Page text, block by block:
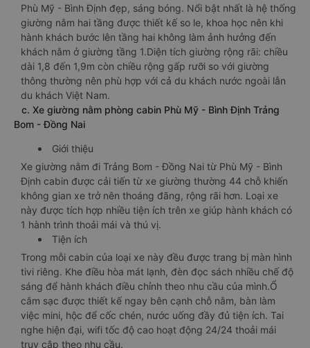
Phù Mỹ - Bình Định đẹp, sáng bóng. Nổi bật nhất là hệ thống
giường nằm hai tầng được thiết kế so le, khoa học nên khi
hành khách bước lên tầng hai không làm ảnh hưởng đến
khách nằm ở giường tầng 1.Diện tích giường rộng rãi: chiều
dài 1,8 đến 1,9m còn chiều rộng gấp rưỡi so với giường
thông thường nên phù hợp với cả du khách nước ngoài lẫn
du khách Việt Nam.
c. Xe giường nằm phòng cabin Phù Mỹ - Bình Định Trảng
Bom - Đồng Nai
Giới thiệu
Xe giường nằm đi Trảng Bom - Đồng Nai từ Phù Mỹ - Bình
Định cabin được cải tiến từ xe giường thường 44 chỗ khiến
không gian xe trở nên thoáng đãng, rộng rãi hơn. Loại xe
này được tích hợp nhiều tiện ích trên xe giúp hành khách có
1 hành trình thoải mái và thú vị.
Tiện ích
Trong mỗi cabin của loại xe này đều được trang bị màn hình
tivi riêng. Khe điều hòa mát lạnh, đèn đọc sách nhiều chế độ
sáng để hành khách điều chỉnh theo nhu cầu của mình.Ổ
cắm sạc được thiết kế ngay bên cạnh chỗ nằm, bàn làm
việc mini, hộc để cốc chén, nước uống đầy đủ tiện ích. Tai
nghe hiện đại, wifi tốc độ cao hoạt động 24/24 thoải mái
truy cập theo nhu cầu.